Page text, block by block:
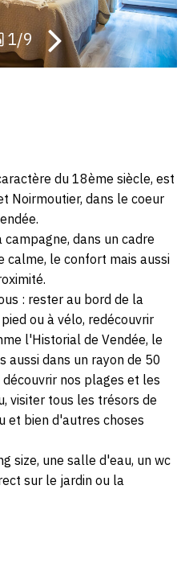
1/9
du 18ème siècle, est
Noirmoutier, dans le coeur
dans un cadre
calme, le confort mais aussi
: rester au bord de la
ou à vélo, redécouvrir
l'Historial de Vendée, le
aussi dans un rayon de 50
nos plages et les
visiter tous les trésors de
et bien d'autres choses
size, une salle d'eau, un wc
sur le jardin ou la